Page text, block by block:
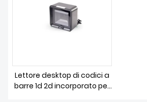
Lettore desktop di codici a
barre 1d 2d incorporato per